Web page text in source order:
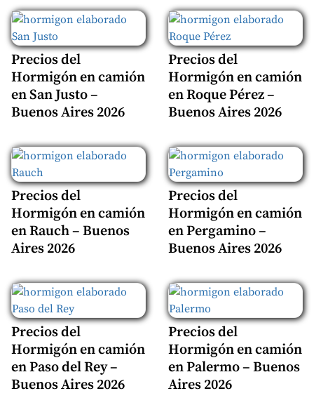
Precios del
Hormigón en camión
en San Justo –
Buenos Aires 2026
Precios del
Hormigón en camión
en Roque Pérez –
Buenos Aires 2026
Precios del
Hormigón en camión
en Rauch – Buenos
Aires 2026
Precios del
Hormigón en camión
en Pergamino –
Buenos Aires 2026
Precios del
Hormigón en camión
en Paso del Rey –
Buenos Aires 2026
Precios del
Hormigón en camión
en Palermo – Buenos
Aires 2026